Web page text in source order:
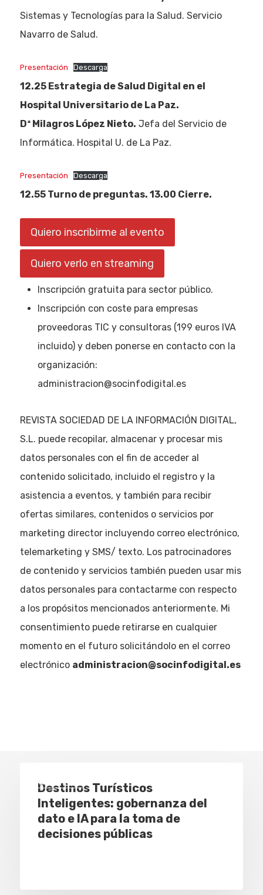
Sistemas y Tecnologías para la Salud. Servicio
Navarro de Salud.
Presentación Descarga
12.25 Estrategia de Salud Digital en el
Hospital Universitario de La Paz.
Dª Milagros López Nieto. Jefa del Servicio de
Informática. Hospital U. de La Paz.
Presentación Descarga
12.55 Turno de preguntas. 13.00 Cierre.
Quiero inscribirme al evento
Quiero verlo en streaming
Inscripción gratuita para sector público.
Inscripción con coste para empresas
proveedoras TIC y consultoras (199 euros IVA
incluido) y deben ponerse en contacto con la
organización:
administracion@socinfodigital.es
REVISTA SOCIEDAD DE LA INFORMACIÓN DIGITAL,
S.L. puede recopilar, almacenar y procesar mis
datos personales con el fin de acceder al
contenido solicitado, incluido el registro y la
asistencia a eventos, y también para recibir
ofertas similares, contenidos o servicios por
marketing director incluyendo correo electrónico,
telemarketing y SMS/ texto. Los patrocinadores
de contenido y servicios también pueden usar mis
datos personales para contactarme con respecto
a los propósitos mencionados anteriormente. Mi
consentimiento puede retirarse en cualquier
momento en el futuro solicitándolo en el correo
electrónico administracion@socinfodigital.es
Eventos
Destinos Turísticos
Inteligentes: gobernanza del
dato e IA para la toma de
decisiones públicas
Eventos
Quiénes